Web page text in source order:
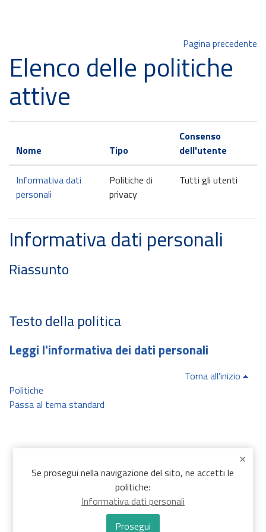
Pagina precedente
Elenco delle politiche
attive
Nome Tipo
Consenso
dell'utente
Informativa dati
personali
Politiche di
privacy
Tutti gli utenti
Informativa dati personali
Riassunto
Testo della politica
Leggi l'informativa dei dati personali
Torna all'inizio
Politiche
Passa al tema standard
Se prosegui nella navigazione del sito, ne accetti le
politiche:
Informativa dati personali
Prosegui